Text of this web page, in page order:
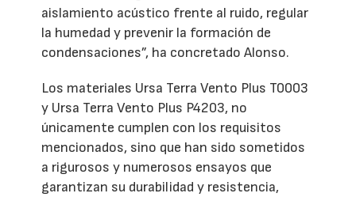
aislamiento acústico frente al ruido, regular
la humedad y prevenir la formación de
condensaciones”, ha concretado Alonso.
Los materiales Ursa Terra Vento Plus T0003
y Ursa Terra Vento Plus P4203, no
únicamente cumplen con los requisitos
mencionados, sino que han sido sometidos
a rigurosos y numerosos ensayos que
garantizan su durabilidad y resistencia,